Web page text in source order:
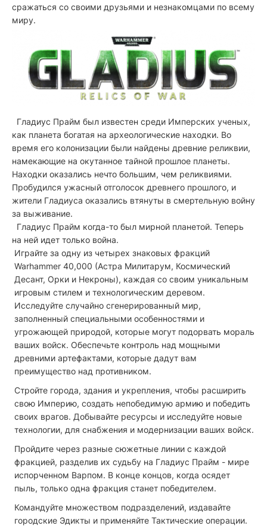
сражаться со своими друзьями и незнакомцами по всему
миру.
Гладиус Прайм был известен среди Имперских ученых,
как планета богатая на археологические находки. Во
время его колонизации были найдены древние реликвии,
намекающие на окутанное тайной прошлое планеты.
Находки оказались нечто большим, чем реликвиями.
Пробудился ужасный отголосок древнего прошлого, и
жители Гладиуса оказались втянуты в смертельную войну
за выживание.
Гладиус Прайм когда-то был мирной планетой. Теперь
на ней идет только война.
Играйте за одну из четырех знаковых фракций
Warhammer 40,000 (Астра Милитарум, Космический
Десант, Орки и Некроны), каждая со своим уникальным
игровым стилем и технологическим деревом.
Исследуйте случайно сгенерированный мир,
заполненный специальными особенностями и
угрожающей природой, которые могут подорвать мораль
ваших войск. Обеспечьте контроль над мощными
древними артефактами, которые дадут вам
преимущество над противником.
Стройте города, здания и укрепления, чтобы расширить
свою Империю, создать непобедимую армию и победить
своих врагов. Добывайте ресурсы и исследуйте новые
технологии, для снабжения и модернизации ваших войск.
Пройдите через разные сюжетные линии с каждой
фракцией, разделив их судьбу на Гладиус Прайм - мире
испорченном Варпом. В конце концов, когда осядет
пыль, только одна фракция станет победителем.
Командуйте множеством подразделений, издавайте
городские Эдикты и применяйте Тактические операции.